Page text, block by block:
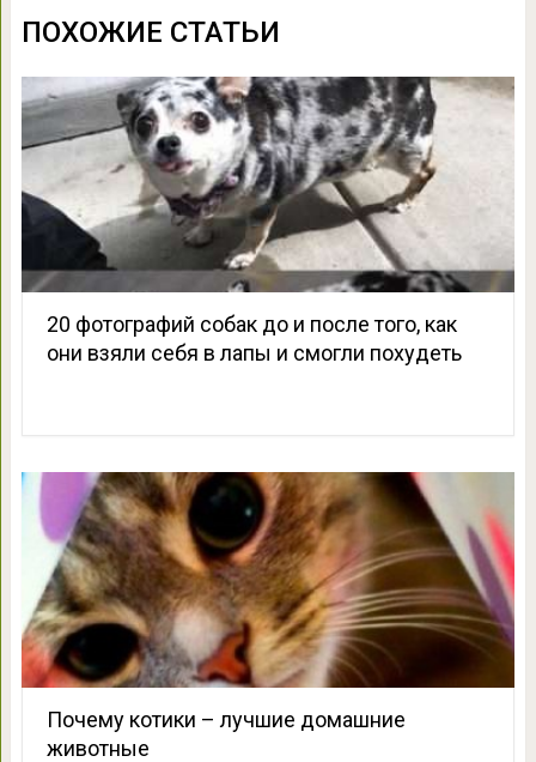
ПОХОЖИЕ СТАТЬИ
20 фотографий собак до и после того, как
они взяли себя в лапы и смогли похудеть
Почему котики – лучшие домашние
животные